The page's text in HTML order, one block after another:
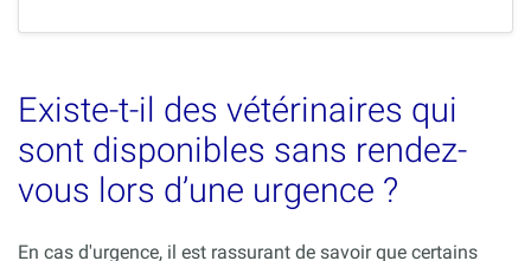
Existe-t-il des vétérinaires qui
sont disponibles sans rendez-
vous lors d’une urgence ?
En cas d'urgence, il est rassurant de savoir que certains